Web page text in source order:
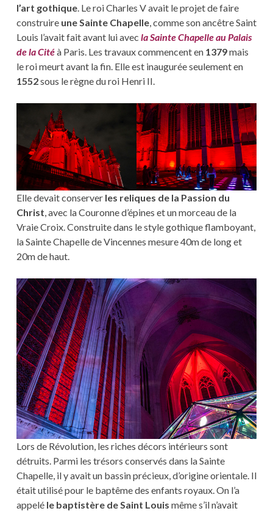
l’art gothique. Le roi Charles V avait le projet de faire
construire une Sainte Chapelle, comme son ancêtre Saint
Louis l’avait fait avant lui avec la Sainte Chapelle au Palais
de la Citéà Paris. Les travaux commencent en 1379mais
le roi meurt avant la fin. Elle est inaugurée seulement en
1552sous le règne du roi Henri II.
Elle devait conserver les reliques de la Passion du
Christ, avec la Couronne d’épines et un morceau de la
Vraie Croix. Construite dans le style gothique flamboyant,
la Sainte Chapelle de Vincennes mesure 40m de long et
20m de haut.
Lors de Révolution, les riches décors intérieurs sont
détruits. Parmi les trésors conservés dans la Sainte
Chapelle, il y avait un bassin précieux, d’origine orientale. Il
était utilisé pour le baptême des enfants royaux. On l’a
appelé le baptistère de Saint Louis même s’il n’avait